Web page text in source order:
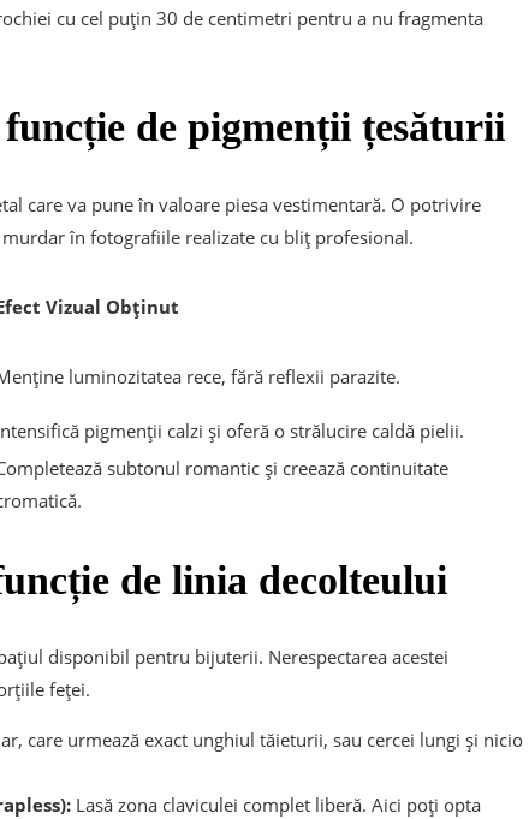
cu cel puțin 30 de centimetri pentru a nu fragmenta
de pigmenții țesăturii
care va pune în valoare piesa vestimentară. O potrivire
în fotografiile realizate cu bliț profesional.
Vizual Obținut
luminozitatea rece, fără reflexii parazite.
pigmenții calzi și oferă o strălucire caldă pielii.
subtonul romantic și creează continuitate
de linia decolteului
disponibil pentru bijuterii. Nerespectarea acestei
feței.
care urmează exact unghiul tăieturii, sau cercei lungi și nicio
Lasă zona claviculei complet liberă. Aici poți opta